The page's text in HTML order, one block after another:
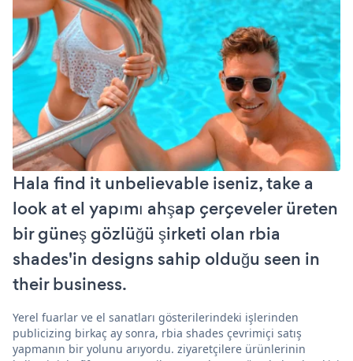
Hala find it unbelievable iseniz, take a
look at el yapımı ahşap çerçeveler üreten
bir güneş gözlüğü şirketi olan rbia
shades'in designs sahip olduğu seen in
their business.
Yerel fuarlar ve el sanatları gösterilerindeki işlerinden
publicizing birkaç ay sonra, rbia shades çevrimiçi satış
yapmanın bir yolunu arıyordu. ziyaretçilere ürünlerinin